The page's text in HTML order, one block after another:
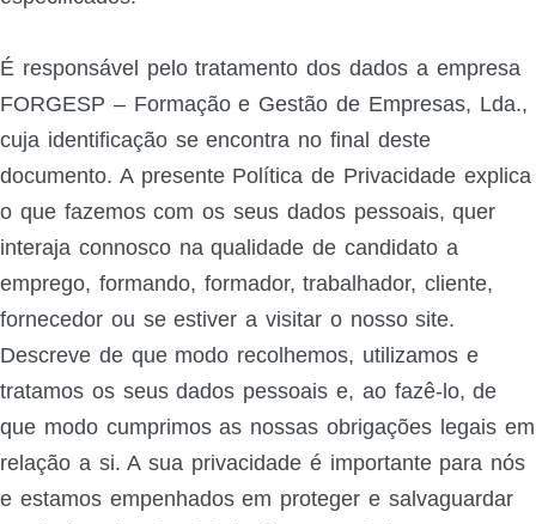
É responsável pelo tratamento dos dados a empresa
FORGESP – Formação e Gestão de Empresas, Lda.,
cuja identificação se encontra no final deste
documento. A presente Política de Privacidade explica
o que fazemos com os seus dados pessoais, quer
interaja connosco na qualidade de candidato a
emprego, formando, formador, trabalhador, cliente,
fornecedor ou se estiver a visitar o nosso site.
Descreve de que modo recolhemos, utilizamos e
tratamos os seus dados pessoais e, ao fazê-lo, de
que modo cumprimos as nossas obrigações legais em
relação a si. A sua privacidade é importante para nós
e estamos empenhados em proteger e salvaguardar